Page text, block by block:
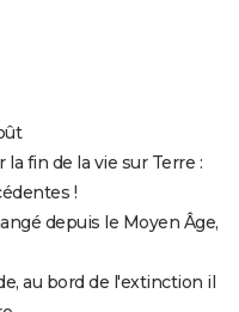
fin de la vie sur Terre :
!
depuis le Moyen Âge,
au bord de l'extinction il